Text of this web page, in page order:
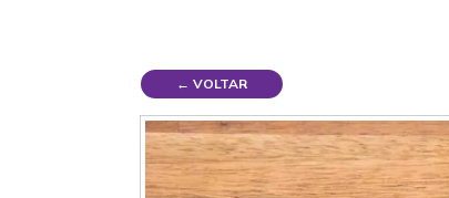
← VOLTAR